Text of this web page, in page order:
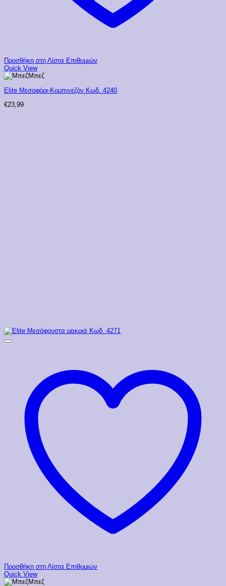
Προσθήκη στη Λίστα Επιθυμιών
Quick View
Μπεζ
Elite Μεσοφόρι-Κομπινεζόν Κωδ. 4240
€23,99
Προσθήκη στη Λίστα Επιθυμιών
Quick View
Μπεζ